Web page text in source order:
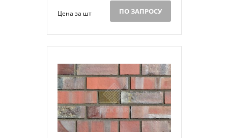
Цена за шт ПО ЗАПРОСУ